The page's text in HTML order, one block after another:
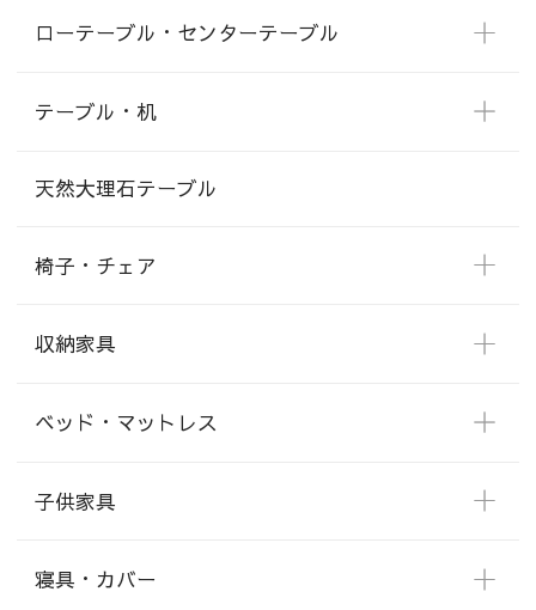
ローテーブル・センターテーブル
テーブル・机
天然大理石テーブル
椅子・チェア
収納家具
ベッド・マットレス
子供家具
寝具・カバー